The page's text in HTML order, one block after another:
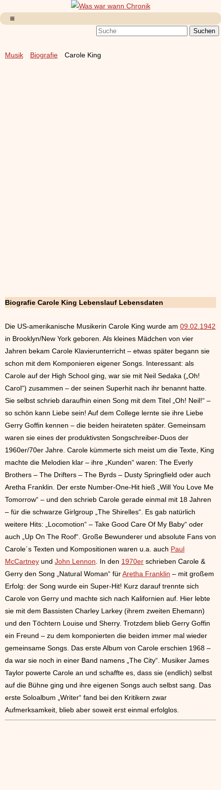
Musik Biografie Carole King
Biografie Carole King Lebenslauf Lebensdaten
Die US-amerikanische Musikerin Carole King wurde am 09.02.1942
in Brooklyn/New York geboren. Als kleines Mädchen von vier
Jahren bekam Carole Klavierunterricht – etwas später begann sie
schon mit dem Komponieren eigener Songs. Interessant: als
Carole auf der High School ging, war sie mit Neil Sedaka („Oh!
Carol“) zusammen – der seinen Superhit nach ihr benannt hatte.
Sie selbst schrieb daraufhin einen Song mit dem Titel „Oh! Neil!“ –
so schön kann Liebe sein! Auf dem College lernte sie ihre Liebe
Gerry Goffin kennen – die beiden heirateten später. Gemeinsam
waren sie eines der produktivsten Songschreiber-Duos der
1960er/70er Jahre. Carole kümmerte sich meist um die Texte, King
machte die Melodien klar – ihre „Kunden“ waren: The Everly
Brothers – The Drifters – The Byrds – Dusty Springfield oder auch
Aretha Franklin. Der erste Number-One-Hit hieß „Will You Love Me
Tomorrow“ – und den schrieb Carole gerade einmal mit 18 Jahren
– für die schwarze Girlgroup „The Shirelles“. Es gab natürlich
weitere Hits: „Locomotion“ – Take Good Care Of My Baby“ oder
auch „Up On The Roof“. Große Bewunderer und absolute Fans von
Carole´s Texten und Kompositionen waren u.a. auch Paul
McCartney und John Lennon . In den 1970er schrieben Carole &
Gerry den Song „Natural Woman“ fürAretha Franklin – mit großem
Erfolg: der Song wurde ein Super-Hit! Kurz darauf trennte sich
Carole von Gerry und machte sich nach Kalifornien auf. Hier lebte
sie mit dem Bassisten Charley Larkey (ihrem zweiten Ehemann)
und den Töchtern Louise und Sherry. Trotzdem blieb Gerry Goffin
ein Freund – zu dem komponierten die beiden immer mal wieder
gemeinsame Songs. Das erste Album von Carole erschien 1968 –
da war sie noch in einer Band namens „The City“. Musiker James
Taylor powerte Carole an und schaffte es, dass sie (endlich) selbst
auf die Bühne ging und ihre eigenen Songs auch selbst sang. Das
erste Soloalbum „Writer“ fand bei den Kritikern zwar
Aufmerksamkeit, blieb aber soweit erst einmal erfolglos.